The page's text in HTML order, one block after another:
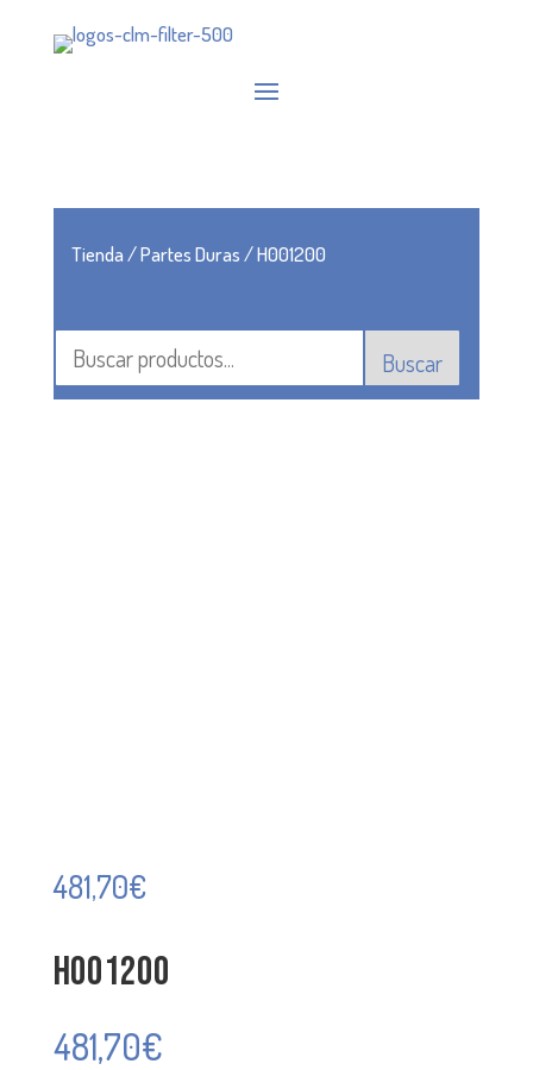
Tienda/Partes Duras/ H001200
Buscar
481,70€
H001200
481,70€